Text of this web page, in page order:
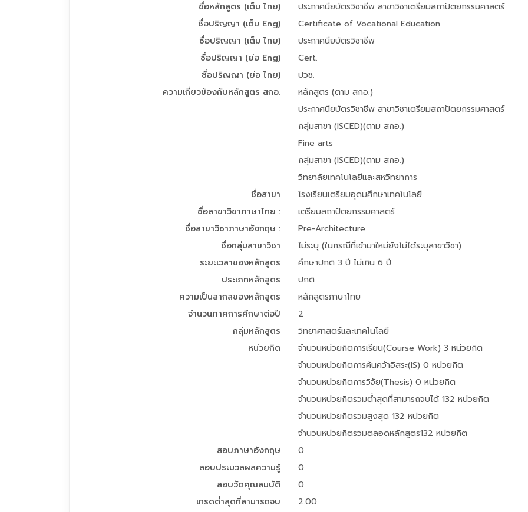
ชื่อหลักสูตร (เต็ม ไทย)
ประกาศนียบัตรวิชาชีพ สาขาวิชาเตรียมสถาปัตยกรรมศาสตร์
ชื่อปริญญา (เต็ม Eng)
Certificate of Vocational Education
ชื่อปริญญา (เต็ม ไทย)
ประกาศนียบัตรวิชาชีพ
ชื่อปริญญา (ย่อ Eng)
Cert.
ชื่อปริญญา (ย่อ ไทย)
ปวช.
ความเกี่ยวข้องกับหลักสูตร สกอ.
หลักสูตร (ตาม สกอ.)
ประกาศนียบัตรวิชาชีพ สาขาวิชาเตรียมสถาปัตยกรรมศาสตร์
กลุ่มสาขา (ISCED)(ตาม สกอ.)
Fine arts
กลุ่มสาขา (ISCED)(ตาม สกอ.)
วิทยาลัยเทคโนโลยีและสหวิทยาการ
ชื่อสาขา
โรงเรียนเตรียมอุดมศึกษาเทคโนโลยี
ชื่อสาขาวิชาภาษาไทย :
เตรียมสถาปัตยกรรมศาสตร์
ชื่อสาขาวิชาภาษาอังกฤษ :
Pre-Architecture
ชื่อกลุ่มสาขาวิชา
ไม่ระบุ (ในกรณีที่เข้ามาใหม่ยังไม่ได้ระบุสาขาวิชา)
ระยะเวลาของหลักสูตร
ศึกษาปกติ 3 ปี ไม่เกิน 6 ปี
ประเภทหลักสูตร
ปกติ
ความเป็นสากลของหลักสูตร
หลักสูตรภาษาไทย
จำนวนภาคการศึกษาต่อปี
2
กลุ่มหลักสูตร
วิทยาศาสตร์และเทคโนโลยี
หน่วยกิต
จำนวนหน่วยกิตการเรียน(Course Work) 3 หน่วยกิต
จำนวนหน่วยกิตการค้นคว้าอิสระ(IS) 0 หน่วยกิต
จำนวนหน่วยกิตการวิจัย(Thesis) 0 หน่วยกิต
จำนวนหน่วยกิตรวมต่ำสุดที่สามารถจบได้ 132 หน่วยกิต
จำนวนหน่วยกิตรวมสูงสุด 132 หน่วยกิต
จำนวนหน่วยกิตรวมตลอดหลักสูตร132 หน่วยกิต
สอบภาษาอังกฤษ
0
สอบประมวลผลความรู้
0
สอบวัดคุณสมบัติ
0
เกรดต่ำสุดที่สามารถจบ
2.00